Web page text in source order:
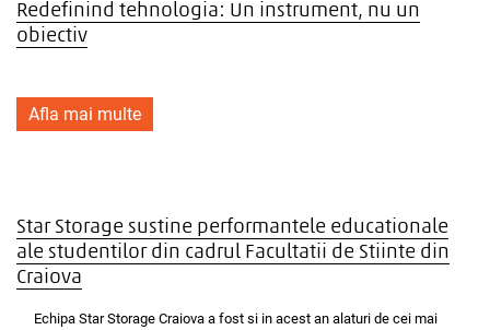
Redefinind tehnologia: Un instrument, nu un
obiectiv
Afla mai multe
Star Storage sustine performantele educationale
ale studentilor din cadrul Facultatii de Stiinte din
Craiova
Echipa Star Storage Craiova a fost si in acest an alaturi de cei mai